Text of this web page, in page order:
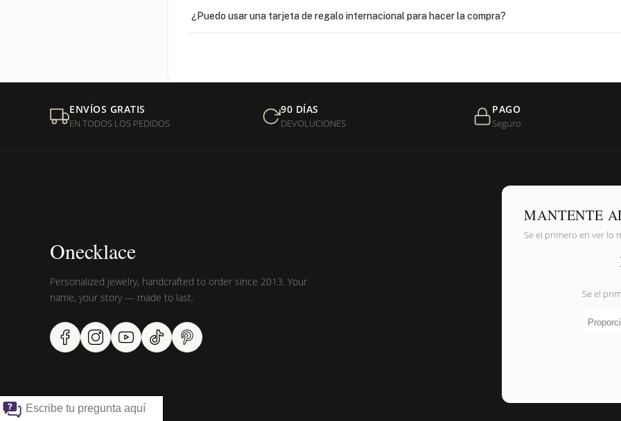
¿Puedo usar una tarjeta de regalo internacional para hacer la compra?
¿Sus productos son libres de níquel?
ENVÍOS GRATIS
EN TODOS LOS PEDIDOS
90 DÍAS
DEVOLUCIONES
PAGO
Seguro
Onecklace
Personalized jewelry, handcrafted to order since 2013. Your
name, your story — made to last.
MANTENTE
Se el primero en ver lo
Se el